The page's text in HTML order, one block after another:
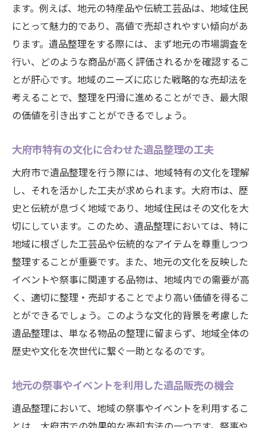
ます。例えば、地元の特産品や伝統工芸品は、地域住民
にとって魅力的であり、高値で売却されやすい傾向があ
ります。遺品整理をする際には、まず地元の市場調査を
行い、どのような商品が高く評価されるかを確認するこ
とが肝心です。地域のニーズに応じた戦略的な売却法を
考えることで、整理を円滑に進めることができ、最大限
の価値を引き出すことができるでしょう。
大府市特有の文化に合わせた遺品整理の工夫
大府市で遺品整理を行う際には、地域特有の文化を理解
し、それを活かした工夫が求められます。大府市は、歴
史と伝統が息づく地域であり、地域住民はその文化を大
切にしています。このため、遺品整理においては、特に
地域に根ざした工芸品や伝統的なアイテムを尊重しつつ
整理することが重要です。また、地元の文化を反映した
イベントや祭事に関連する品物は、地域内での需要が高
く、適切に整理・売却することでより高い価値を得るこ
とができるでしょう。このような文化的背景を考慮した
遺品整理は、単なる物品の整理に留まらず、地域全体の
歴史や文化を次世代に繋ぐ一助となるのです。
地元の祭事やイベントを利用した遺品販売の機会
遺品整理において、地域の祭事やイベントを利用するこ